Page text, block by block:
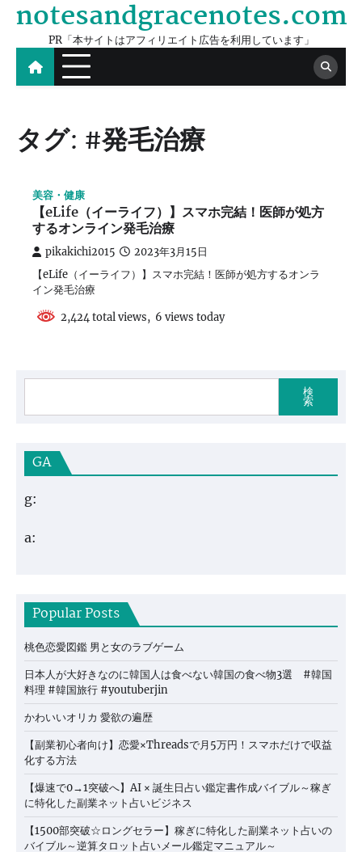
Skip
content
notesandgracenotes.com
PR「本サイトはアフィリエイト広告を利用しています」
タグ: #発毛治療
美容・健康
【eLife（イーライフ）】スマホ完結！医師が処方
するオンライン発毛治療
pikakichi2015 2023年3月15日
【eLife（イーライフ）】スマホ完結！医師が処方するオンラ
イン発毛治療
2,424 total views, 6 views today
検
索
GA
g:
a:
Popular Posts
桃色恋愛図鑑 男と女のラブゲーム
日本人が大好きなのに韓国人は食べない韓国の食べ物3選 #韓国
料理 #韓国旅行 #youtuberjin
かわいいオリカ 愛欲の遍歴
【副業初心者向け】恋愛×Threadsで月5万円！スマホだけで収益
化する方法
【爆速で0→1突破へ】AI × 誕生日占い鑑定書作成バイブル～稼ぎ
に特化した副業ネット占いビジネス
【1500部突破☆ロングセラー】稼ぎに特化した副業ネット占いの
バイブル～逆算タロット占いメール鑑定マニュアル～